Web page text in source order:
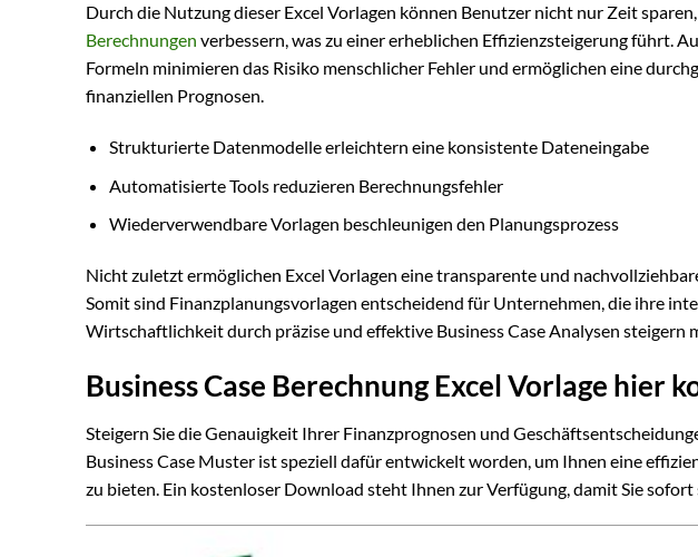
Durch die Nutzung dieser Excel Vorlagen können Benutzer nicht nur Zeit
Berechnungen verbessern, was zu einer erheblichen Effizienzsteigerung führt.
Formeln minimieren das Risiko menschlicher Fehler und ermöglichen eine
finanziellen Prognosen.
Strukturierte Datenmodelle erleichtern eine konsistente Dateneingabe
Automatisierte Tools reduzieren Berechnungsfehler
Wiederverwendbare Vorlagen beschleunigen den Planungsprozess
Nicht zuletzt ermöglichen Excel Vorlagen eine transparente und
Somit sind Finanzplanungsvorlagen entscheidend für Unternehmen, die ihre
Wirtschaftlichkeit durch präzise und effektive Business Case Analysen steigern
Business Case Berechnung Excel Vorlage hier
Steigern Sie die Genauigkeit Ihrer Finanzprognosen und
Business Case Muster ist speziell dafür entwickelt worden, um Ihnen eine
zu bieten. Ein kostenloser Download steht Ihnen zur Verfügung, damit Sie